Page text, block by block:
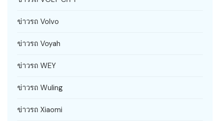
ข่าวรถ Volvo
ข่าวรถ Voyah
ข่าวรถ WEY
ข่าวรถ Wuling
ข่าวรถ Xiaomi